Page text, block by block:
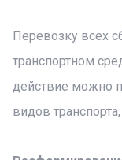
Перевозку всех
транспортном
действие можно
видов